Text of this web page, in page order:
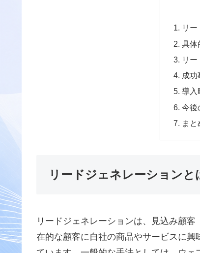
リ
具体
リ
成功
導入
今後
まと
リードジェネレーションと
リードジェネレーションは、見込み顧
在的な顧客に自社の商品やサービスに